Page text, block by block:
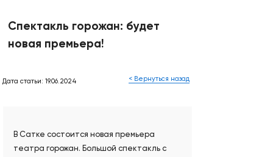
Спектакль горожан: будет
новая премьера!
< Вернуться назад
Дата статьи: 19.06.2024
В Сатке состоится новая премьера
театра горожан. Большой спектакль с